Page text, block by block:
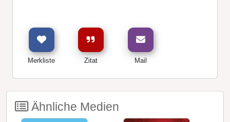
Merkliste Zitat Mail
Ähnliche Medien